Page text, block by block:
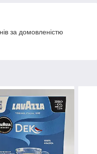
за домовленістю